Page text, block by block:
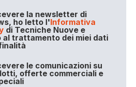
la newsletter di
ho letto l'Informativa
di Tecniche Nuove e
al trattamento dei miei dati
le comunicazioni su
offerte commerciali e